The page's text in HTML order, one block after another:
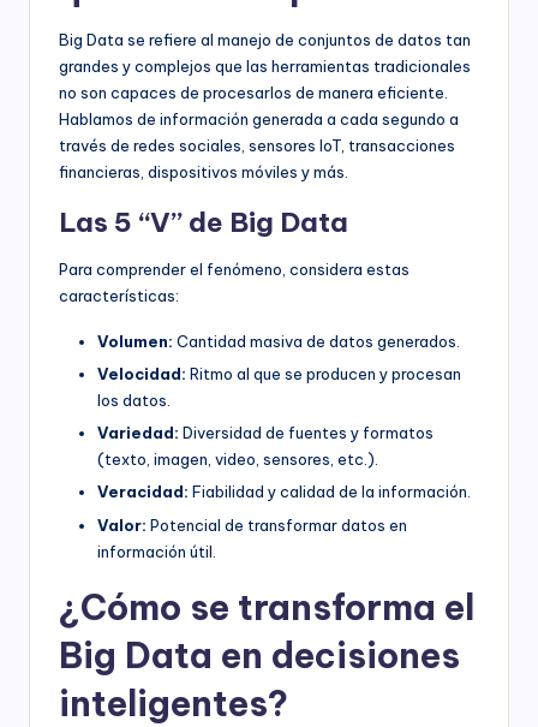
Big Data se refiere al manejo de conjuntos de datos tan
grandes y complejos que las herramientas tradicionales
no son capaces de procesarlos de manera eficiente.
Hablamos de información generada a cada segundo a
través de redes sociales, sensores IoT, transacciones
financieras, dispositivos móviles y más.
Las 5 “V” de Big Data
Para comprender el fenómeno, considera estas
características:
Volumen: Cantidad masiva de datos generados.
Velocidad: Ritmo al que se producen y procesan
los datos.
Variedad: Diversidad de fuentes y formatos
(texto, imagen, video, sensores, etc.).
Veracidad: Fiabilidad y calidad de la información.
Valor: Potencial de transformar datos en
información útil.
¿Cómo se transforma el
Big Data en decisiones
inteligentes?